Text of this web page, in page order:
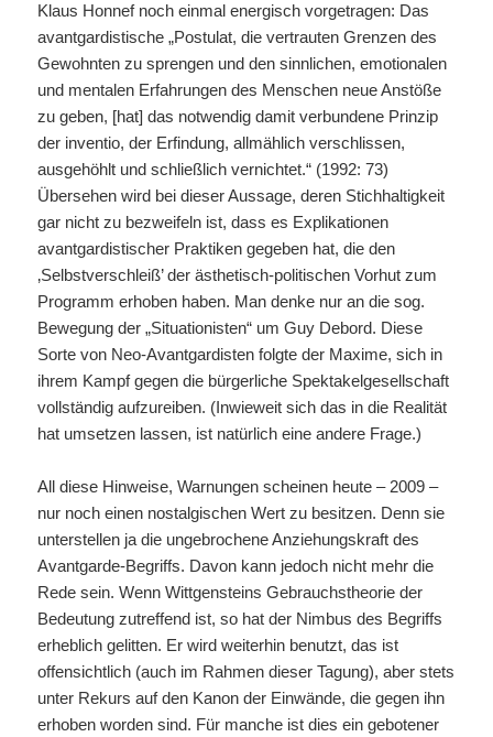
Klaus Honnef noch einmal energisch vorgetragen: Das
avantgardistische „Postulat, die vertrauten Grenzen des
Gewohnten zu sprengen und den sinnlichen, emotionalen
und mentalen Erfahrungen des Menschen neue Anstöße
zu geben, [hat] das notwendig damit verbundene Prinzip
der inventio, der Erfindung, allmählich verschlissen,
ausgehöhlt und schließlich vernichtet.“ (1992: 73)
Übersehen wird bei dieser Aussage, deren Stichhaltigkeit
gar nicht zu bezweifeln ist, dass es Explikationen
avantgardistischer Praktiken gegeben hat, die den
‚Selbstverschleiß’ der ästhetisch-politischen Vorhut zum
Programm erhoben haben. Man denke nur an die sog.
Bewegung der „Situationisten“ um Guy Debord. Diese
Sorte von Neo-Avantgardisten folgte der Maxime, sich in
ihrem Kampf gegen die bürgerliche Spektakelgesellschaft
vollständig aufzureiben. (Inwieweit sich das in die Realität
hat umsetzen lassen, ist natürlich eine andere Frage.)
All diese Hinweise, Warnungen scheinen heute – 2009 –
nur noch einen nostalgischen Wert zu besitzen. Denn sie
unterstellen ja die ungebrochene Anziehungskraft des
Avantgarde-Begriffs. Davon kann jedoch nicht mehr die
Rede sein. Wenn Wittgensteins Gebrauchstheorie der
Bedeutung zutreffend ist, so hat der Nimbus des Begriffs
erheblich gelitten. Er wird weiterhin benutzt, das ist
offensichtlich (auch im Rahmen dieser Tagung), aber stets
unter Rekurs auf den Kanon der Einwände, die gegen ihn
erhoben worden sind. Für manche ist dies ein gebotener